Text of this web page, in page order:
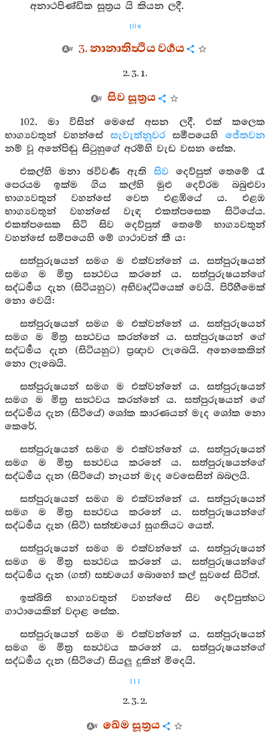
අනාථපිණ්ඩික සූත්‍රය යි කියන ලදී.
109
3. නානාතිත්‍ථිය වර්‍ගය
2. 3. 1.
සිව සූත්‍රය
102. මා විසින් මෙසේ අසන ලදී. එක් කලෙක
භාග්‍යවතුන් වහන්සේ සැවැත්නුවරසමීපයෙහි ජේතවන
නම් වූ අනේපිඬු සිටුහුගේ අරම්හි වැඩ වසන සේක.
එකල්හි මනා ඡවිවර්‍ණ ඇතිසිව දෙව්පුත් තෙමේ රෑ
පෙරයම ඉක්ම ගිය කල්හි මුළු දෙව්රම බබුළුවා
භාග්‍යවතුන් වහන්සේ වෙත එළඹියේ ය. එළඹ
භාග්‍යවතුන් වහන්සේ වැඳ එකත්පසෙක සිටියේය.
එකත්පසෙක සිටි සිව දෙව්පුත් තෙමේ භාග්‍යවතුන්
වහන්සේ සමීපයෙහි මේ ගාථාවන් කී ය:
සත්පුරුෂයන් සමග ම එක්වන්නේ ය. සත්පුරුෂයන්
සමග ම මිත්‍ර සන්‍ථවය කරනේ ය. සත්පුරුෂයන්ගේ
සද්ධර්‍මය දැන (සිටියහුට) අභිවෘද්ධියෙක් වෙයි. පිරිහීමෙක්
නො වෙයි:
සත්පුරුෂයන් සමග ම එක්වන්නේ ය. සත්පුරුෂයන්
සමග ම මිත්‍ර සන්‍ථවය කරන්නේ ය. සත්පුරුෂයන් ගේ
සද්ධර්‍මය දැන (සිටියහුට) ප්‍රඥාව ලැබෙයි. අනෙකෙකින්
නො ලැබෙයි.
සත්පුරුෂයන් සමග ම එක්වන්නේ ය. සත්පුරුෂයන්
සමග ම මිත්‍ර සන්‍ථවය කරන්නේ ය. සත්පුරුෂයන් ගේ
සද්ධර්‍මය දැන (සිටියේ) ශෝක කාරණයන් මැද ශෝක නො
කෙරේ.
සත්පුරුෂයන් සමග ම එක්වන්නේ ය. සත්පුරුෂයන්
සමග ම මිත්‍ර සන්‍ථවය කරනේ ය. සත්පුරුෂයන්ගේ
සද්ධර්‍මය දැන (සිටියේ) නෑයන් මැද වෙසෙසින් බබලයි.
සත්පුරුෂයන් සමග ම එක්වන්නේ ය. සත්පුරුෂයන්
සමග ම මිත්‍ර සන්‍ථවය කරනේ ය. සත්පුරුෂයන්ගේ
සද්ධර්‍මය දැන (සිටි) සත්ත්‍වයෝ සුගතියට යෙත්.
සත්පුරුෂයන් සමග ම එක්වන්නේ ය. සත්පුරුෂයන්
සමග ම මිත්‍ර සන්‍ථවය කරනේ ය. සත්පුරුෂයන්ගේ
සද්ධර්‍මය දැන (ගත්) සත්‍වයෝ බොහෝ කල් සුවසේ සිටිත්.
ඉක්බිති භාග්‍යවතුන් වහන්සේ සිව දෙව්පුත්හට
ගාථායෙකින් වදාළ සේක.
සත්පුරුෂයන් සමග ම එක්වන්නේ ය. සත්පුරුෂයන්
සමග ම මිත්‍ර සන්‍ථවය කරනේ ය. සත්පුරුෂයන්ගේ
සද්ධර්‍මය දැන (සිටියේ) සියලු දුකින් මිදෙයි.
111
2. 3. 2.
ඛේම සූත්‍රය